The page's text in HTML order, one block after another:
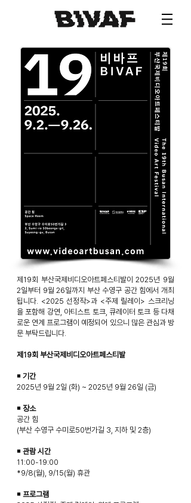
제19회 부산국제비디오아트페스티발이 2025년 9월
2일부터 9월 26일까지 부산 수영구 공간 힘에서 개최
됩니다. <2025 선정작>과 <주제 릴레이> 스크리닝
을 포함해 강연, 아티스트 토크, 큐레이터 토크 등 다채
로운 연계프로그램이 예정되어 있으니 많은 관심과 방
문 부탁드립니다.
제19회 부산국제비디오아트페스티발
￭ 기간
2025년 9월 2일 (화) ~ 2025년 9월 26일 (금)
￭ 장소
공간 힘
(부산 수영구 수미로50번가길 3, 지하 및 2층)
￭ 관람 시간
11:00-19:00
*9/8(월), 9/15(월) 휴관
￭ 프로그램